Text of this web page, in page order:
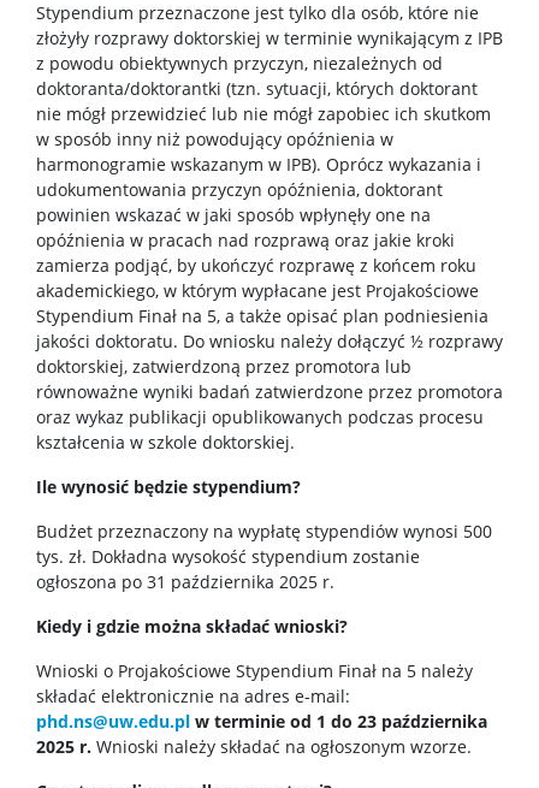
Stypendium przeznaczone jest tylko dla osób, które nie
złożyły rozprawy doktorskiej w terminie wynikającym z IPB
z powodu obiektywnych przyczyn, niezależnych od
doktoranta/doktorantki (tzn. sytuacji, których doktorant
nie mógł przewidzieć lub nie mógł zapobiec ich skutkom
w sposób inny niż powodujący opóźnienia w
harmonogramie wskazanym w IPB). Oprócz wykazania i
udokumentowania przyczyn opóźnienia, doktorant
powinien wskazać w jaki sposób wpłynęły one na
opóźnienia w pracach nad rozprawą oraz jakie kroki
zamierza podjąć, by ukończyć rozprawę z końcem roku
akademickiego, w którym wypłacane jest Projakościowe
Stypendium Finał na 5, a także opisać plan podniesienia
jakości doktoratu. Do wniosku należy dołączyć ½ rozprawy
doktorskiej, zatwierdzoną przez promotora lub
równoważne wyniki badań zatwierdzone przez promotora
oraz wykaz publikacji opublikowanych podczas procesu
kształcenia w szkole doktorskiej.
Ile wynosić będzie stypendium?
Budżet przeznaczony na wypłatę stypendiów wynosi 500
tys. zł. Dokładna wysokość stypendium zostanie
ogłoszona po 31 października 2025 r.
Kiedy i gdzie można składać wnioski?
Wnioski o Projakościowe Stypendium Finał na 5 należy
składać elektronicznie na adres e-mail:
phd.ns@uw.edu.pl w terminie od 1 do 23 października
2025 r. Wnioski należy składać na ogłoszonym wzorze.